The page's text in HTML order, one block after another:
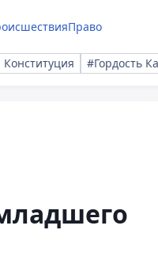
Право
#Гордость